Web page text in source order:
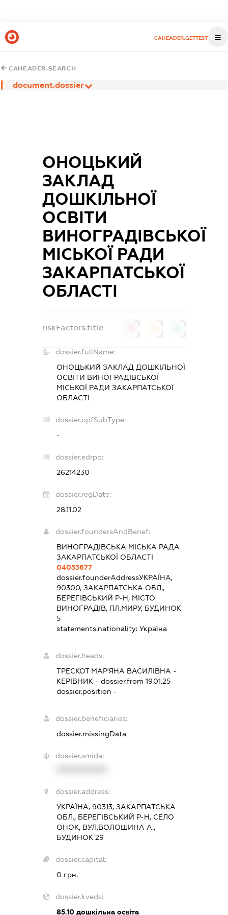
CAHEADER.GETTEST
CAHEADER.SEARCH
document.dossier
ОНОЦЬКИЙ
ЗАКЛАД
ДОШКІЛЬНОЇ
ОСВІТИ
ВИНОГРАДІВСЬКОЇ
МІСЬКОЇ РАДИ
ЗАКАРПАТСЬКОЇ
ОБЛАСТІ
riskFactors.title
dossier.fullName:
ОНОЦЬКИЙ ЗАКЛАД ДОШКІЛЬНОЇ
ОСВІТИ ВИНОГРАДІВСЬКОЇ
МІСЬКОЇ РАДИ ЗАКАРПАТСЬКОЇ
ОБЛАСТІ
dossier.opfSubType:
-
dossier.edrpo:
26214230
dossier.regDate:
28.11.02
dossier.foundersAndBenef:
ВИНОГРАДІВСЬКА МІСЬКА РАДА
ЗАКАРПАТСЬКОЇ ОБЛАСТІ
04053677
dossier.founderAddressУКРАЇНА,
90300, ЗАКАРПАТСЬКА ОБЛ.,
БЕРЕГІВСЬКИЙ Р-Н, МІСТО
ВИНОГРАДІВ, ПЛ.МИРУ, БУДИНОК
5
statements.nationality: Україна
dossier.heads:
ТРЕСКОТ МАР'ЯНА ВАСИЛІВНА -
КЕРІВНИК - dossier.from 19.01.25
dossier.position -
dossier.beneficiaries:
dossier.missingData
dossier.smida:
dossier.address:
УКРАЇНА, 90313, ЗАКАРПАТСЬКА
ОБЛ., БЕРЕГІВСЬКИЙ Р-Н, СЕЛО
ОНОК, ВУЛ.ВОЛОШИНА А.,
БУДИНОК 29
dossier.capital:
0 грн.
dossier.kveds:
85.10дошкільна освіта